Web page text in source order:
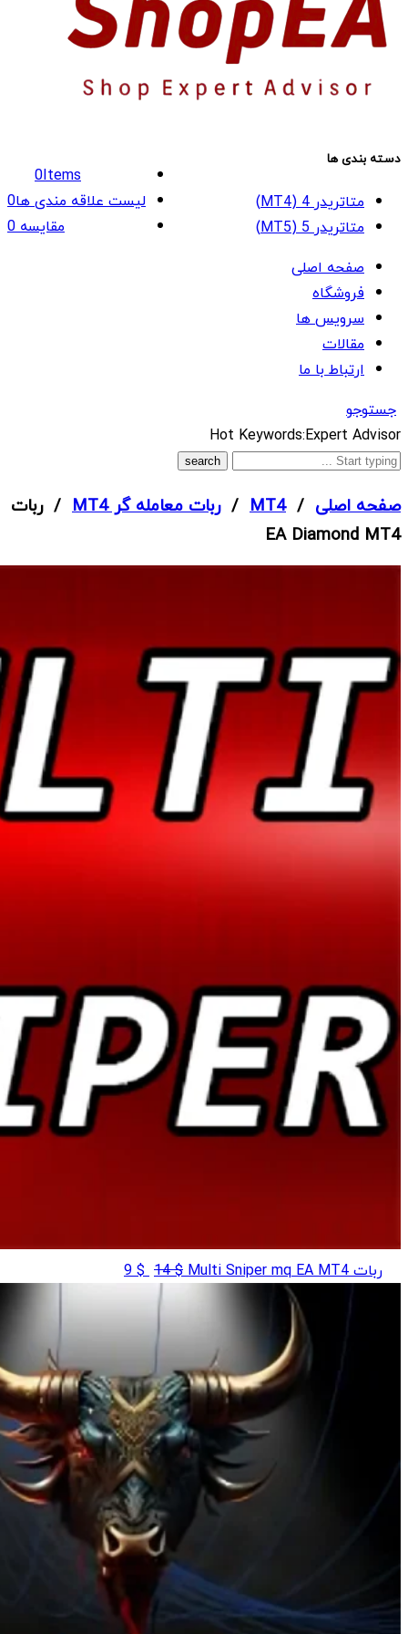
0Items
لیست علاقه مندی ها0
مقایسه0
دسته بندی ها
متاتریدر 4 (MT4)
متاتریدر 5 (MT5)
صفحه اصلی
فروشگاه
سرویس ها
مقالات
ارتباط با ما
جستوجو
What
are
looking
for?
Hot Keywords:Expert Advisor
صفحه اصلی /
MT4
/ربات معامله گر MT4
/ ربات
EA Diamond MT4
ربات Multi Sniper mq EA MT4 $
14
قیمت
$
9 قیمت
است.